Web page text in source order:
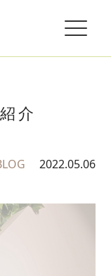
介
2022.05.06